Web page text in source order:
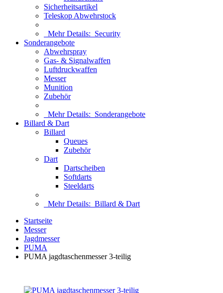
Sicherheitsartikel
Teleskop Abwehrstock
Mehr Details: Security
Sonderangebote
Abwehrspray
Gas- & Signalwaffen
Luftdruckwaffen
Messer
Munition
Zubehör
Mehr Details: Sonderangebote
Billard & Dart
Billard
Queues
Zubehör
Dart
Dartscheiben
Softdarts
Steeldarts
Mehr Details: Billard & Dart
Startseite
Messer
Jagdmesser
PUMA
PUMA jagdtaschenmesser 3-teilig